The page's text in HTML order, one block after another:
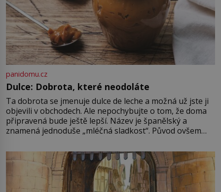
panidomu.cz
Dulce: Dobrota, které neodoláte
Ta dobrota se jmenuje dulce de leche a možná už jste ji
objevili v obchodech. Ale nepochybujte o tom, že doma
připravená bude ještě lepší. Název je španělský a
znamená jednoduše „mléčná sladkost“. Původ ovšem
pře hned několik latinskoamerických zemí a k tomu
Francie, kde se traduje,